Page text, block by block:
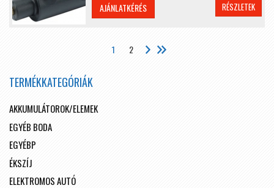
AJÁNLATKÉRÉS RÉSZLETEK
1 2
TERMÉKKATEGÓRIÁK
AKKUMULÁTOROK/ELEMEK
EGYÉB BODA
EGYÉBP
ÉKSZÍJ
ELEKTROMOS AUTÓ